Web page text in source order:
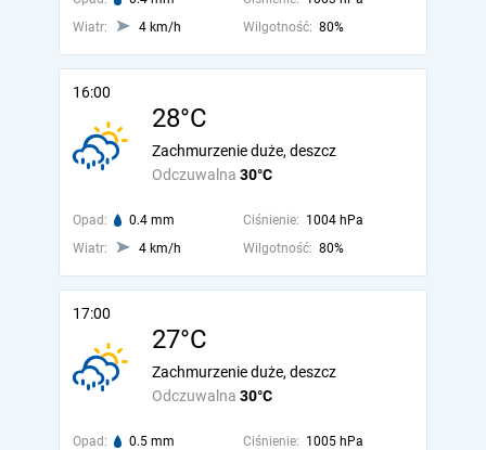
Wiatr:
4 km/h Wilgotność: 80%
16:00
28°C
Odczuwalna 30°C
Zachmurzenie duże, deszcz
Opad: 0.4 mm Ciśnienie: 1004 hPa
Wiatr:
4 km/h Wilgotność: 80%
17:00
27°C
Odczuwalna 30°C
Zachmurzenie duże, deszcz
Opad: 0.5 mm Ciśnienie: 1005 hPa